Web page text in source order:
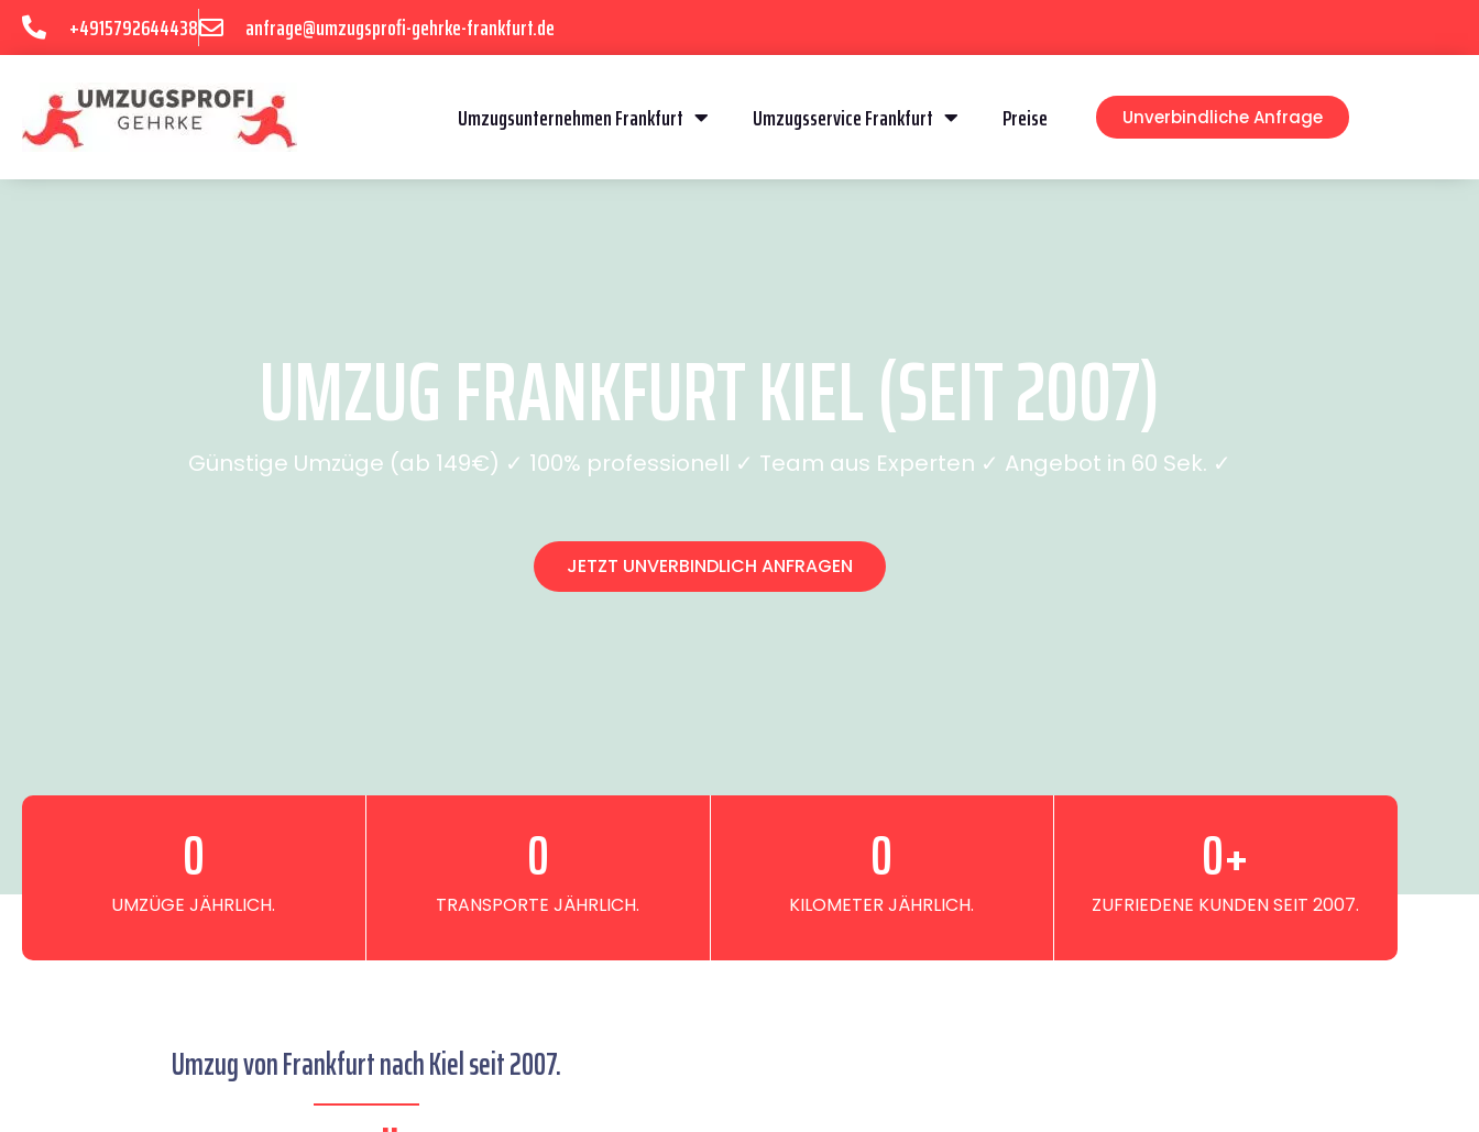
+4915792644438 anfrage@umzugsprofi-gehrke-frankfurt.de
Umzugsunternehmen Frankfurt Umzugsservice Frankfurt Preise Unverbindliche Anfrage
UMZUG FRANKFURT KIEL (SEIT 2007)
Günstige Umzüge (ab 149€) ✓ 100% professionell ✓ Team aus Experten ✓ Angebot in 60 Sek. ✓
JETZT UNVERBINDLICH ANFRAGEN
UMZÜGE JÄHRLICH.
0
TRANSPORTE JÄHRLICH.
0
KILOMETER JÄHRLICH.
0
ZUFRIEDENE KUNDEN SEIT 2007.
0+
Umzug von Frankfurt nach Kiel seit 2007.